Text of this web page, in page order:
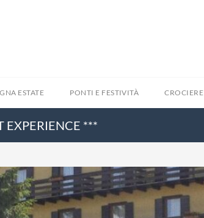
ESTATE PONTI E FESTIVITÀ CROCIERE
EXPERIENCE ***